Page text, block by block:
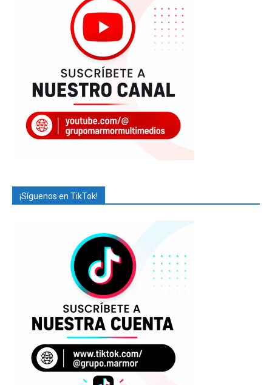
¡Síguenos en TikTok!